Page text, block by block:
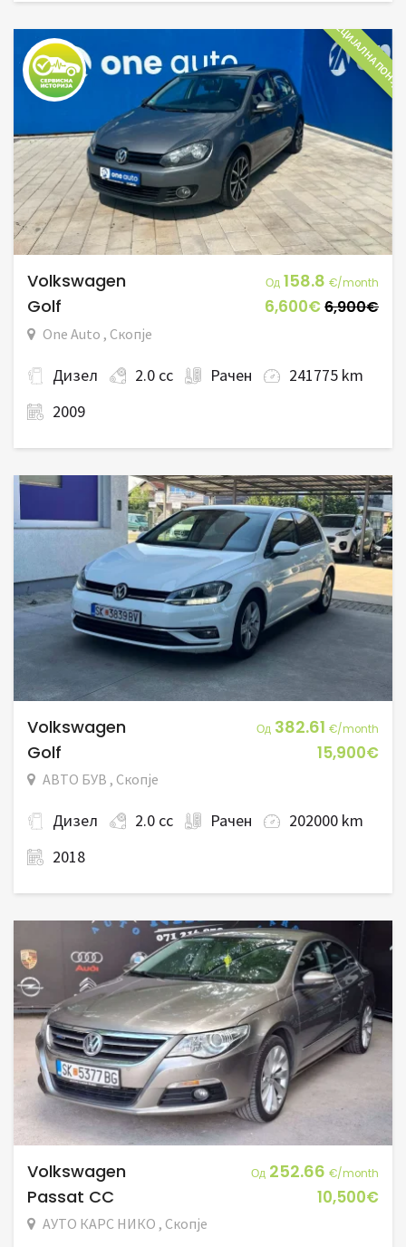
СПЕЦИЈАЛНА
Volkswagen Од 158.8 €/month
Golf 6,600€6,900€
One Auto , Скопје
Дизел 2.0 cc Рачен
241775 km
2009
Volkswagen Од 382.61 €/month
Golf 15,900€
АВТО БУВ , Скопје
Дизел 2.0 cc Рачен
202000 km
2018
Volkswagen Од 252.66 €/month
Passat CC 10,500€
АУТО КАРС НИКО , Скопје